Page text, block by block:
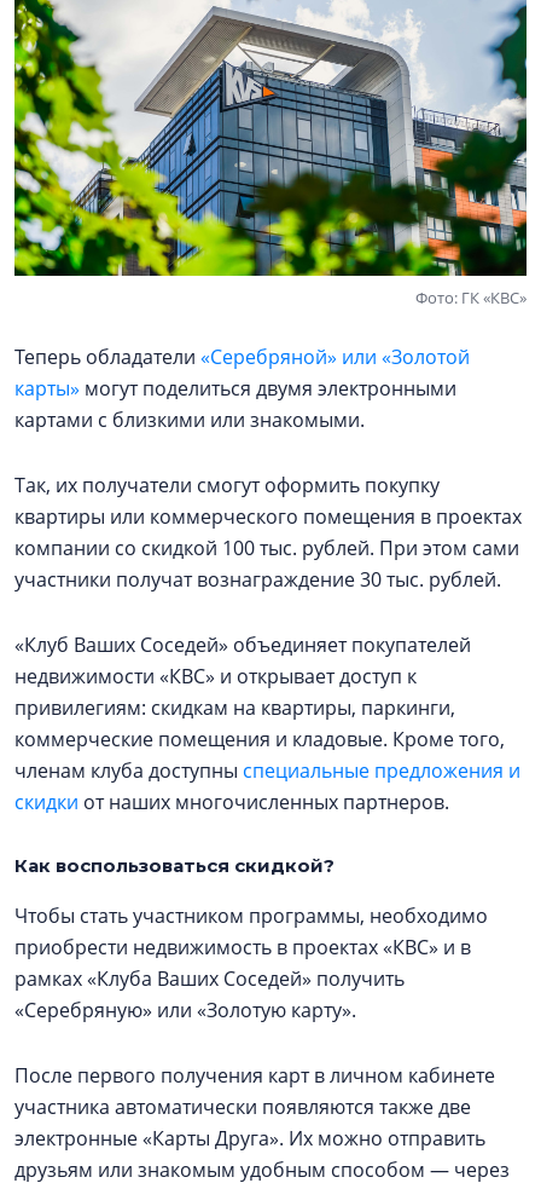
Фото: ГК «КВС»
Теперь обладатели «Серебряной» или «Золотой
карты» могут поделиться двумя электронными
картами с близкими или знакомыми.
Так, их получатели смогут оформить покупку
квартиры или коммерческого помещения в проектах
компании со скидкой 100 тыс. рублей. При этом сами
участники получат вознаграждение 30 тыс. рублей.
«Клуб Ваших Соседей» объединяет покупателей
недвижимости «КВС» и открывает доступ к
привилегиям: скидкам на квартиры, паркинги,
коммерческие помещения и кладовые. Кроме того,
членам клуба доступны специальные предложения и
скидки от наших многочисленных партнеров.
Как воспользоваться скидкой?
Чтобы стать участником программы, необходимо
приобрести недвижимость в проектах «КВС» и в
рамках «Клуба Ваших Соседей» получить
«Серебряную» или «Золотую карту».
После первого получения карт в личном кабинете
участника автоматически появляются также две
электронные «Карты Друга». Их можно отправить
друзьям или знакомым удобным способом — через